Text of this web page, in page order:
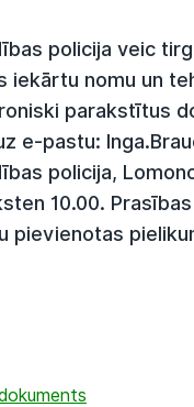
policija veic
iekārtu nomu un
parakstītus
e-pastu:
policija,
10.00.
pievienotas